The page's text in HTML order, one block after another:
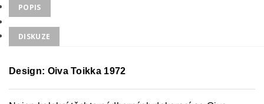
POPIS
DISKUZE
Design: Oiva Toikka 1972